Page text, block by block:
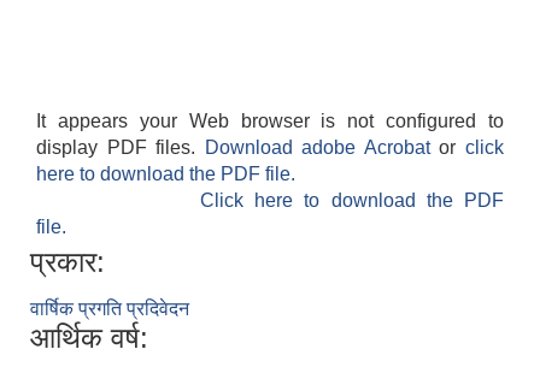
It appears your Web browser is not configured to
display PDF files.
Download adobe Acrobatorclick
here to download the PDF file.
Click here to download the PDF
file.
प्रकार:
वार्षिक प्रगति प्रदिवेदन
आर्थिक वर्ष: